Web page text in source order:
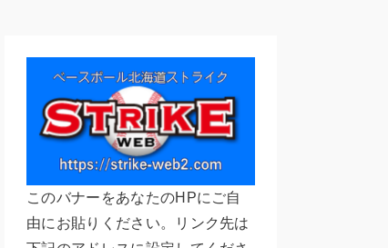
このバナーをあなたのHPにご自
由にお貼りください。リンク先は